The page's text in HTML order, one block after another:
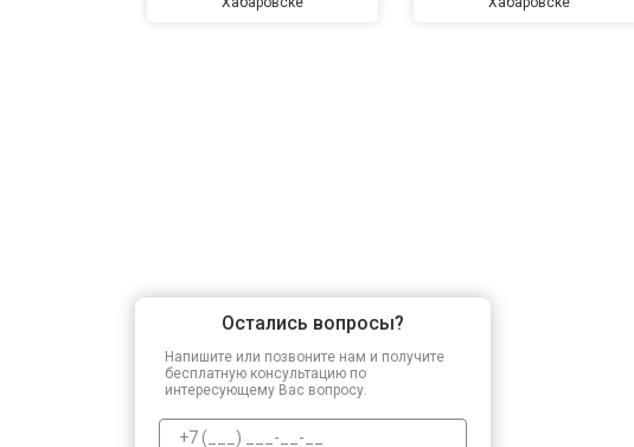
Остались вопросы?
Напишите или позвоните нам и получите
бесплатную консультацию по
интересующему Вас вопросу.